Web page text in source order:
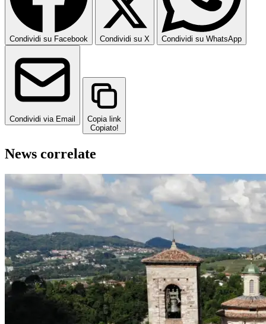
Condividi su Facebook Condividi su X Condividi su WhatsApp
Condividi via Email
Copia link
Copiato!
News correlate